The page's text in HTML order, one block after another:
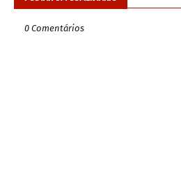
0 Comentários